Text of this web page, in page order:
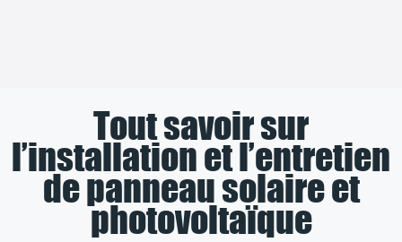
Tout savoir sur
l’installation et l’entretien
de panneau solaire et
photovoltaïque